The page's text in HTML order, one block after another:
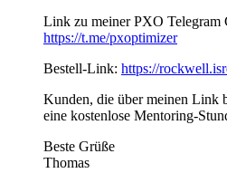
Link zu meiner PXO Telegram
https://t.me/pxoptimizer
Bestell-Link: https://
Kunden, die über meinen Link
eine kostenlose Mentoring-
Beste Grüße
Thomas